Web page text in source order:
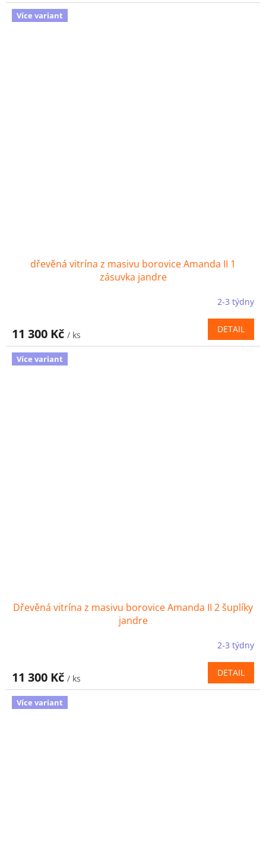
Více variant
dřevěná vitrína z masivu borovice Amanda II 1
zásuvka jandre
2-3 týdny
11 300 Kč / ks
DETAIL
Více variant
Dřevěná vitrína z masivu borovice Amanda II 2 šuplíky
jandre
2-3 týdny
11 300 Kč / ks
DETAIL
Více variant